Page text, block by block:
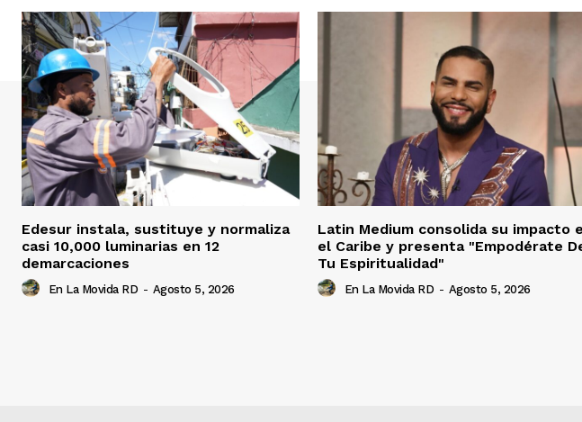
Edesur instala, sustituye y normaliza
casi 10,000 luminarias en 12
demarcaciones
En La Movida RD - Agosto 5, 2026
Latin Medium consolida su impacto
el Caribe y presenta "Empodérate
Tu Espiritualidad"
En La Movida RD - Agosto 5, 2026